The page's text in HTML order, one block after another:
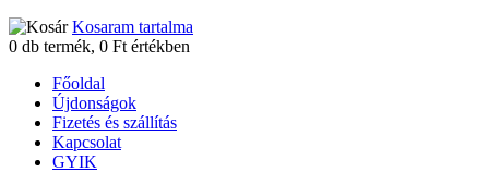
Kosaram tartalma
0 db termék, 0 Ft értékben
Főoldal
Újdonságok
Fizetés és szállítás
Kapcsolat
GYIK